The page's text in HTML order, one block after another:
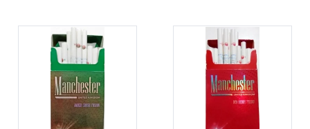
Быстрый просмотр Быстрый просмотр